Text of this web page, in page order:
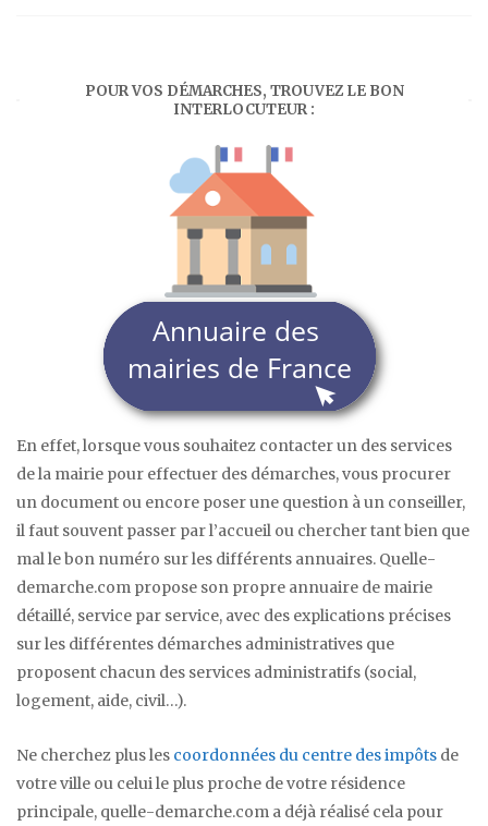
POUR VOS DÉMARCHES, TROUVEZ LE BON
INTERLOCUTEUR :
En effet, lorsque vous souhaitez contacter un des services
de la mairie pour effectuer des démarches, vous procurer
un document ou encore poser une question à un conseiller,
il faut souvent passer par l’accueil ou chercher tant bien que
mal le bon numéro sur les différents annuaires. Quelle-
demarche.com propose son propre annuaire de mairie
détaillé, service par service, avec des explications précises
sur les différentes démarches administratives que
proposent chacun des services administratifs (social,
logement, aide, civil…).
Ne cherchez plus les coordonnées du centre des impôts de
votre ville ou celui le plus proche de votre résidence
principale, quelle-demarche.com a déjà réalisé cela pour